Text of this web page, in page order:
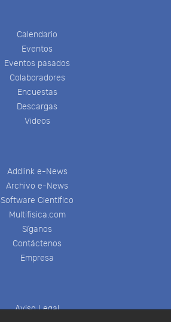
Calendario
Eventos
Eventos pasados
Colaboradores
Encuestas
Descargas
Videos
Addlink e-News
Archivo e-News
Software Científico
Multifisica.com
Síganos
Contáctenos
Empresa
Aviso Legal